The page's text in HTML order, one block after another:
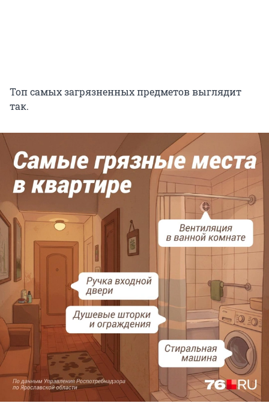
Топ самых загрязненных предметов выглядит
так.